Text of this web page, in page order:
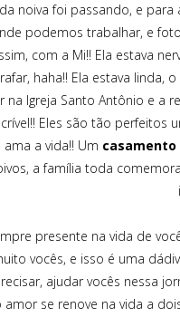
noiva foi passando, e
podemos trabalhar, e
com a Mi!! Ela estava
haha!! Ela estava
na Igreja Santo Antônio e a
Eles são tão
a vida!! Um casamento
a família toda
presente na vida de
vocês, e isso é uma
ajudar vocês nessa
se renove na vida a